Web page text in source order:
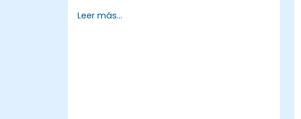
con los ROVs bajo el agua.
Leer más...